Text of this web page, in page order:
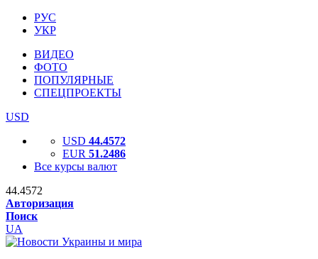
РУС
УКР
ВИДЕО
ФОТО
ПОПУЛЯРНЫЕ
СПЕЦПРОЕКТЫ
USD
USD 44.4572
EUR 51.2486
Все курсы валют
44.4572
Авторизация
Поиск
UA